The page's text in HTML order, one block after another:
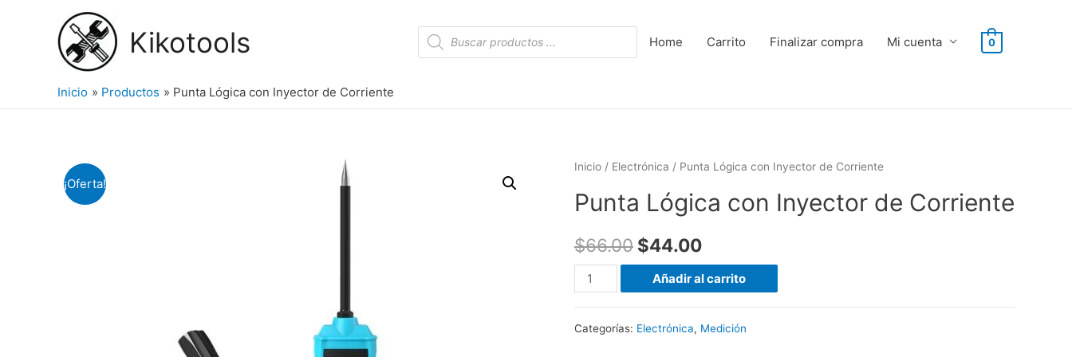
Kikotools Búsqueda
de
productos
Home Carrito Finalizar compra Mi cuenta 0
Inicio Productos Punta Lógica con Inyector de Corriente
¡Oferta!
Inicio / Electrónica / Punta Lógica con Inyector de Corriente
Punta Lógica con Inyector de Corriente
$66.00 $44.00
Punta
Lógica
Inyector
Añadir al carrito
Categorías: Electrónica, Medición